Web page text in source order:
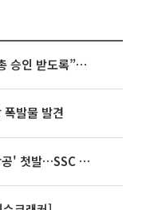
김정관 장관 “반도체 성과급, 주총 승인 받도록”…상법·자본시장법 개정 시사
폭발물 발견
티웨이항공, 새 이름 '트리니티항공' 첫발…SSC 전략 본격화